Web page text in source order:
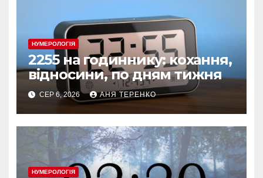
НУМЕРОЛОГІЯ
2255 на годиннику: кохання,
відносини, по дням тижня
СЕР 6, 2026 АНЯ ТЕРЕНКО
НУМЕРОЛОГІЯ